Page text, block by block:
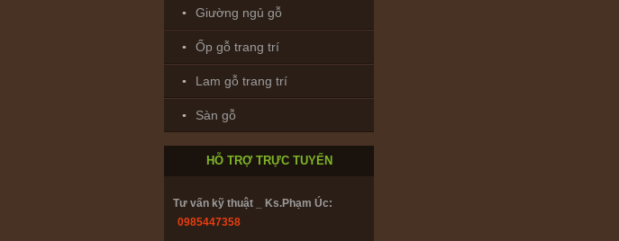
Giường ngủ gỗ
Ốp gỗ trang trí
Lam gỗ trang trí
Sàn gỗ
HỖ TRỢ TRỰC TUYẾN
Bảo hành & Bảo trì_ Trường Giang:
0902208735
Thiết kế : ks. Huỳnh Nhân:
0916.866782
Tư vấn kỹ thuật _ Ks.Phạm Úc:
0985447358